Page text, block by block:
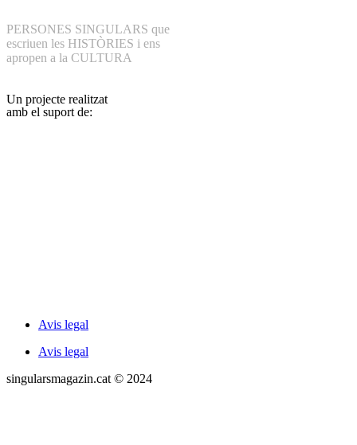
PERSONES SINGULARS que
escriuen les HISTÒRIES i ens
apropen a la CULTURA
Un projecte realitzat
amb el suport de:
Avis legal
Avis legal
singularsmagazin.cat © 2024